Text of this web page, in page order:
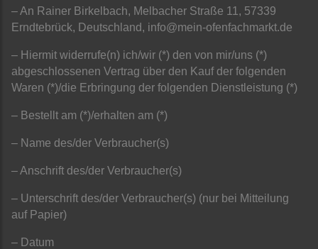
– An Rainer Birkelbach, Melbacher Straße 11, 57339
Erndtebrück, Deutschland, info@mein-ofenfachmarkt.de
– Hiermit widerrufe(n) ich/wir (*) den von mir/uns (*)
abgeschlossenen Vertrag über den Kauf der folgenden
Waren (*)/die Erbringung der folgenden Dienstleistung (*)
– Bestellt am (*)/erhalten am (*)
– Name des/der Verbraucher(s)
– Anschrift des/der Verbraucher(s)
– Unterschrift des/der Verbraucher(s) (nur bei Mitteilung
auf Papier)
– Datum